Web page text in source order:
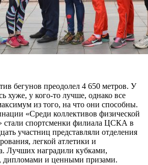
бегунов преодолел 4 650 метров. У
хуже, у кого-то лучше, однако все
из того, на что они способны.
«Среди коллективов физической
спортсменки филиала ЦСКА в
участниц представляли отделения
легкой атлетики и
Лучших наградили кубками,
дипломами и ценными призами.